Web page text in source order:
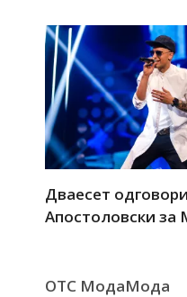
Дваесет
Апостоловски
ОТС МодаМода